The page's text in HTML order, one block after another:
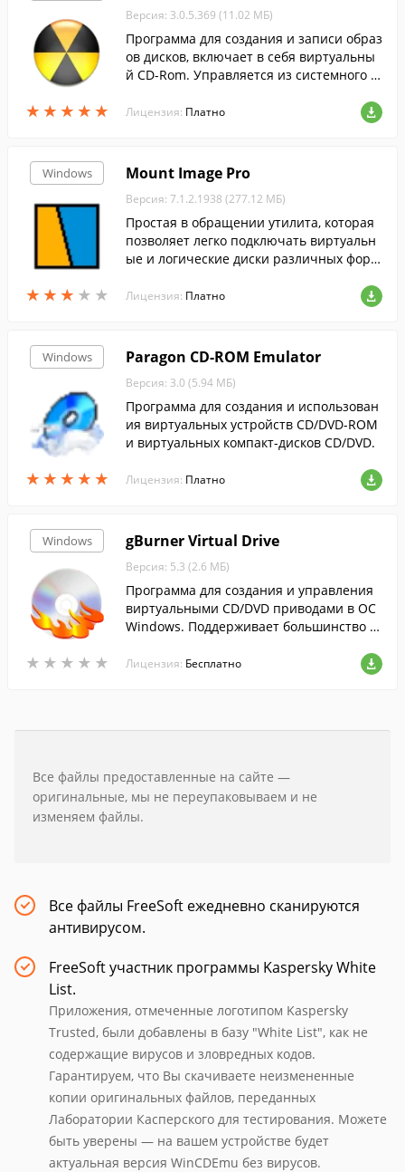
★ ★ ★ ★ ★
★ ★ ★ ★ ★
Версия: 3.0.5.369 (11.02 МБ)
Программа для создания и записи образ
ов дисков, включает в себя виртуальны
й CD-Rom. Управляется из системного т
Лицензия: Платно
Windows
★ ★ ★ ★ ★
★ ★ ★ ★ ★
Mount Image Pro
Версия: 7.1.2.1938 (277.12 МБ)
Простая в обращении утилита, которая
позволяет легко подключать виртуальн
ые и логические диски различных форм
Лицензия: Платно
Windows
★ ★ ★ ★ ★
★ ★ ★ ★ ★
Paragon CD-ROM Emulator
Версия: 3.0 (5.94 МБ)
Программа для создания и использован
ия виртуальных устройств CD/DVD-ROM
и виртуальных компакт-дисков CD/DVD.
Лицензия: Платно
Windows
★ ★ ★ ★ ★
★ ★ ★ ★ ★
gBurner Virtual Drive
Версия: 5.3 (2.6 МБ)
Программа для создания и управления
виртуальными CD/DVD приводами в ОС
Windows. Поддерживает большинство р
сков.
Лицензия: Бесплатно
Все файлы предоставленные на сайте —
оригинальные, мы не переупаковываем и не
изменяем файлы.
Все файлы FreeSoft ежедневно сканируются
антивирусом.
FreeSoft участник программы Kaspersky White
List.
Приложения, отмеченные логотипом Kaspersky
Trusted, были добавлены в базу "White List", как не
содержащие вирусов и зловредных кодов.
Гарантируем, что Вы скачиваете неизмененные
копии оригинальных файлов, переданных
Лаборатории Касперского для тестирования. Можете
быть уверены — на вашем устройстве будет
актуальная версия WinCDEmu без вирусов.